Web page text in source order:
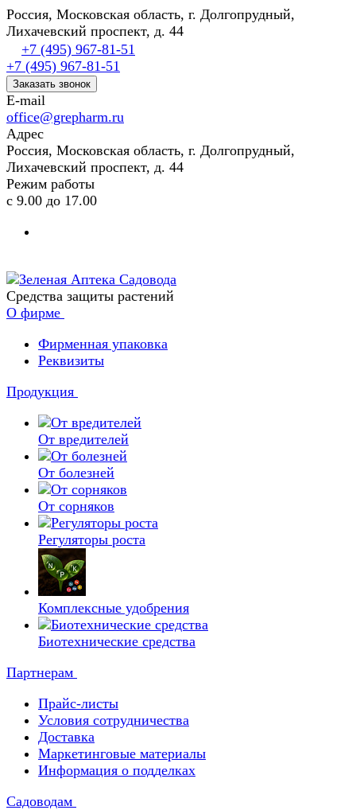
Россия, Московская область, г. Долгопрудный,
Лихачевский проспект, д. 44
+7 (495) 967-81-51
+7 (495) 967-81-51
Заказать звонок
E-mail
office@grepharm.ru
Адрес
Россия, Московская область, г. Долгопрудный,
Лихачевский проспект, д. 44
Режим работы
с 9.00 до 17.00
Средства защиты растений
О фирме
Фирменная упаковка
Реквизиты
Продукция
От вредителей
От болезней
От сорняков
Регуляторы роста
Комплексные удобрения
Биотехнические средства
Партнерам
Прайс-листы
Условия сотрудничества
Доставка
Маркетинговые материалы
Информация о подделках
Садоводам